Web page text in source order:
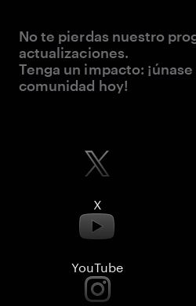
No te pierdas nuestro
actualizaciones.
Tenga un impacto:
comunidad hoy!
X
YouTube